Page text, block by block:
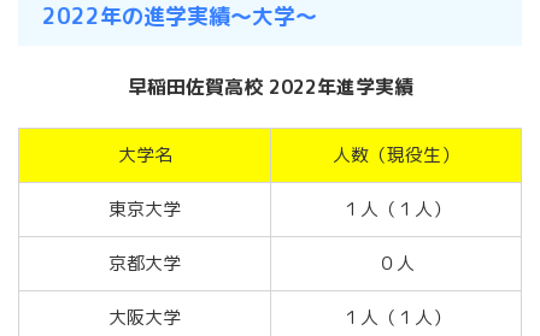
2022年の進学実績〜大学〜
早稲田佐賀高校 2022年進学実績
大学名 人数（現役生）
東京大学 １人（１人）
京都大学 ０人
大阪大学 １人（１人）